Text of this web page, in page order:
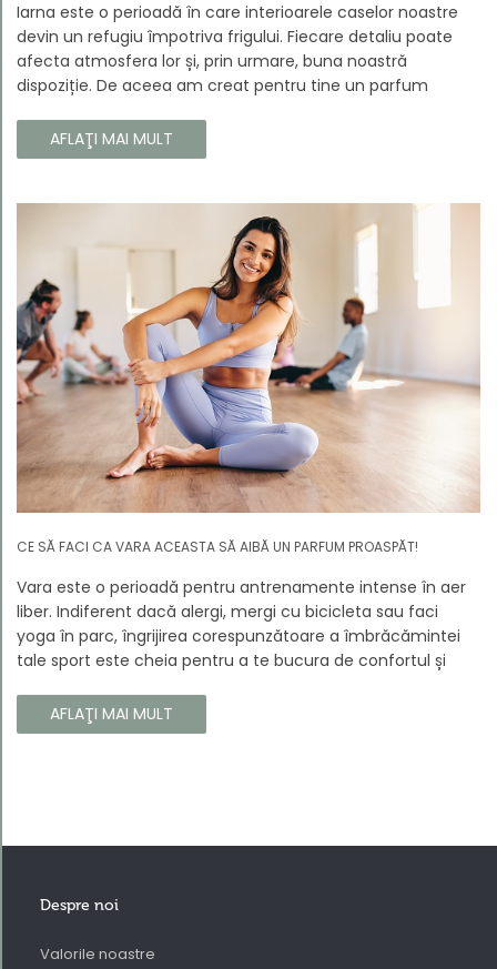
Iarna este o perioadă în care interioarele caselor noastre
devin un refugiu împotriva frigului. Fiecare detaliu poate
afecta atmosfera lor și, prin urmare, buna noastră
dispoziție. De aceea am creat pentru tine un parfum
fiecare colț al casei tale cu căldura și magia aromelor de
iarnă. Noua noastră compoziție combină notele picante și
interiorul casei tale. Te va face să vrei ca momentele
trecătoare ale iernii să dureze mai mult timp.
AFLAŢI MAI MULT
CE SĂ FACI CA VARA ACEASTA SĂ AIBĂ UN PARFUM PROASPĂT!
Vara este o perioadă pentru antrenamente intense în aer
liber. Indiferent dacă alergi, mergi cu bicicleta sau faci
yoga în parc, îngrijirea corespunzătoare a îmbrăcămintei
tale sport este cheia pentru a te bucura de confortul și
cum să vă îngrijiți corect îmbrăcămintea sport, astfel încât
să își păstreze proprietățile chiar și în timpul celor mai
AFLAŢI MAI MULT
Despre noi
Valorile noastre